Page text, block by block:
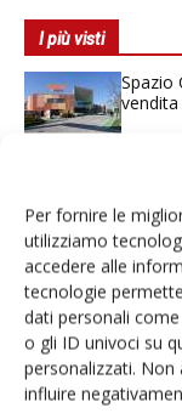
Per fornire le
utilizziamo
accedere alle
tecnologie
dati personali
o gli ID univoci su
personalizzati.
influire
I più visti
Spazio
vendita
Ai
Non è
fai da